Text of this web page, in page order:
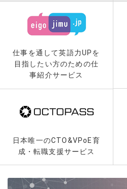
仕事を通して英語力UPを
目指したい方のための仕
事紹介サービス
日本唯一のCTO&VPoE育
成・転職支援サービス